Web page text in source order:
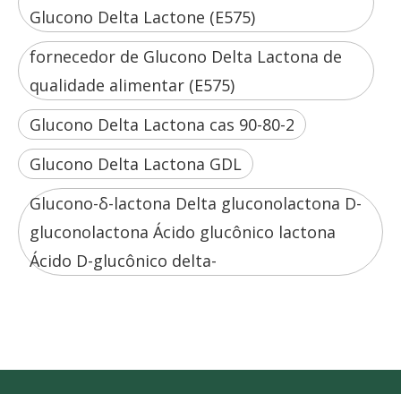
Glucono Delta Lactone (E575)
fornecedor de Glucono Delta Lactona de
qualidade alimentar (E575)
Glucono Delta Lactona cas 90-80-2
Glucono Delta Lactona GDL
Glucono-δ-lactona Delta gluconolactona D-
gluconolactona Ácido glucônico lactona
Ácido D-glucônico delta-